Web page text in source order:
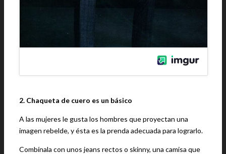
2. Chaqueta de cuero es un básico
A las mujeres le gusta los hombres que proyectan una
imagen rebelde, y ésta es la prenda adecuada para lograrlo.
Combínala con unos jeans rectos o skinny, una camisa que